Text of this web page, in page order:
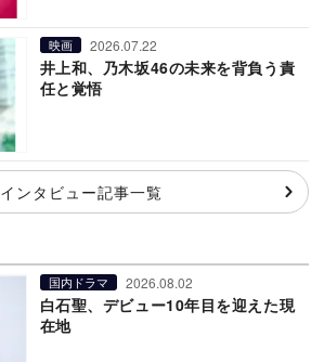
映画 2026.07.22
井上和、乃木坂46の未来を背負う責
任と覚悟
インタビュー記事一覧
国内ドラマ 2026.08.02
白石聖、デビュー10年目を迎えた現
在地